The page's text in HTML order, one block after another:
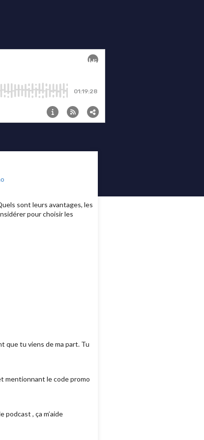
sont leurs avantages, les
pour choisir les
que tu viens de ma part. Tu
mentionnant le code promo
, ça m’aide